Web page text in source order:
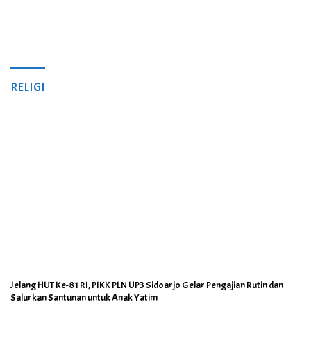
RELIGI
Jelang HUT Ke-81 RI, PIKK PLN UP3 Sidoarjo Gelar Pengajian Rutin dan
Salurkan Santunan untuk Anak Yatim